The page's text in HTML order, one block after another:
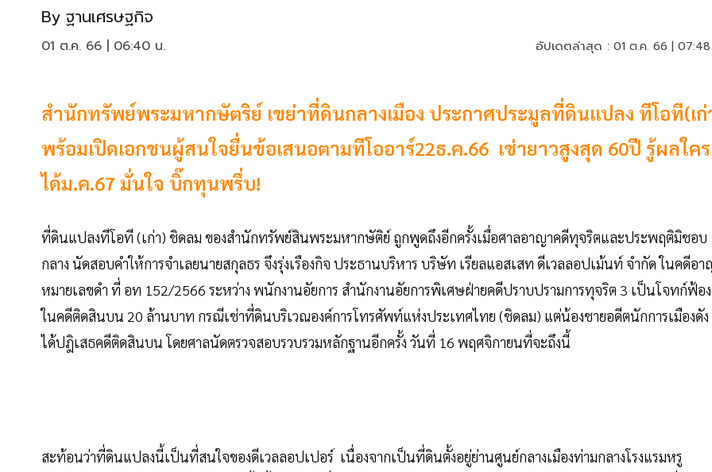
By ฐานเศรษฐกิจ
01 ต.ค. 66 | 06:40 น. อัปเดตล่าสุด : 01 ต.ค. 66 |
สำนักทรัพย์พระมหากษัตริย์ เขย่าที่ดินกลางเมือง ประกาศประมูลที่ดินแปลง ทีโอที(เก่
พร้อมเปิดเอกชนผู้สนใจยื่นข้อเสนอตามทีโออาร์22ธ.ค.66 เช่ายาวสูงสุด 60ปี รู้ผลใคร
ได้ม.ค.67 มั่นใจ บิ๊กทุนพรึ่บ!
ที่ดินแปลงทีโอที (เก่า) ชิดลม ของสำนักทรัพย์สินพระมหากษัติย์ ถูกพูดถึงอีกครั้งเมื่อศาลอาญาคดีทุจริตและประพฤติมิชอบ
กลาง นัดสอบคำให้การจำเลยนายสกุลธร จึงรุ่งเรืองกิจ ประธานบริหาร บริษัท เรียลแอสเสท ดีเวลลอปเม้นท์ จํากัด ในคดีอา
หมายเลขดำ ที่ อท 152/2566 ระหว่าง พนักงานอัยการ สำนักงานอัยการพิเศษฝ่ายคดีปราบปรามการทุจริต 3 เป็นโจทก์ฟ้อ
ในคดีติดสินบน 20 ล้านบาท กรณีเช่าที่ดินบริเวณองค์การโทรศัพท์แห่งประเทศไทย (ชิดลม) แต่น้องชายอดีตนักการเมืองดัง
ได้ปฎิเสธคดีติดสินบน โดยศาลนัดตรวจสอบรวบรวมหลักฐานอีกครั้ง วันที่ 16 พฤศจิกายนที่จะถึงนี้
สะท้อนว่าที่ดินแปลงนี้เป็นที่สนใจของดีเวลลอปเปอร์ เนื่องจากเป็นที่ดินตั้งอยู่ย่านศูนย์กลางเมืองท่ามกลางโรงแรมหรู